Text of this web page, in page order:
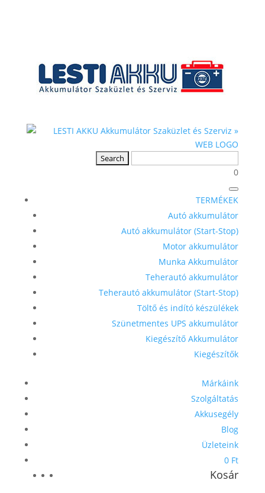
0
TERMÉKEK
Autó akkumulátor
Autó akkumulátor (Start-Stop)
Motor akkumulátor
Munka Akkumulátor
Teherautó akkumulátor
Teherautó akkumulátor (Start-Stop)
Töltő és indító készülékek
Szünetmentes UPS akkumulátor
Kiegészítő Akkumulátor
Kiegészítők
Márkáink
Szolgáltatás
Akkusegély
Blog
Üzleteink
0 Ft
Kosár